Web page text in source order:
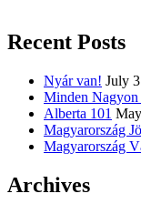
Recent Posts
Nyár van! July
Minden
Alberta 101
Magyarország
Magyarország
Archives